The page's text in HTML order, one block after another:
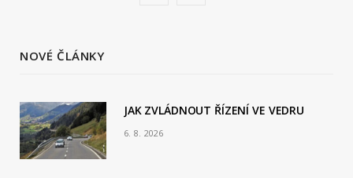
b
o
NOVÉ ČLÁNKY
JAK ZVLÁDNOUT ŘÍZENÍ VE VEDRU
6. 8. 2026